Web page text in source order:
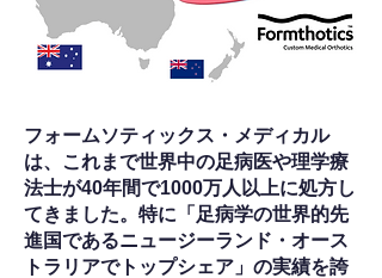
フォームソティックス・メディカル
は、これまで世界中の足病医や理学療
法士が40年間で1000万人以上に処方し
てきました。特に「足病学の世界的先
進国であるニュージーランド・オース
トラリアでトップシェア」の実績を誇